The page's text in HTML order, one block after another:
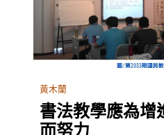
黃木蘭
書法教學應為增
而努力